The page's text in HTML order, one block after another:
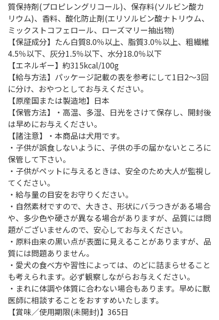
質保持剤(プロピレングリコール)、保存料(ソルビン酸カ
リウム)、香料、酸化防止剤(エリソルビン酸ナトリウム、
ミックストコフェロール、ローズマリー抽出物)
【保証成分】たん白質8.0％以上、脂質3.0％以上、粗繊維
4.5％以下、灰分1.5％以下、水分18.0％以下
【エネルギー】約315kcal/100g
【給与方法】パッケージ記載の表を参考にして1日2～3回
に分け、おやつとしてお与えください。
【原産国または製造地】日本
【保管方法】・高温、多湿、日光をさけて保存し、開封後
は早めにお与えください。
【諸注意】・本商品は犬用です。
・子供が誤食しないように、子供の手の届かないところに
保管して下さい。
・子供がペットに与えるときは、安全のため大人が監視し
てください。
・給与量の目安をお守りください。
・自然素材ですので、大きさ、形状にバラつきがある場合
や、多少色や硬さが異なる場合がありますが、品質には問
題がございませんので、安心してお与えください。
・原料由来の黒い点が表面に見えることがありますが、品
質には問題ありません。
・愛犬の食べ方や習性によっては、のどに詰まらせること
も考えられます。必ず観察しながらお与えください。
・まれに体調や体質に合わない場合もあります。早めに獣
医師に相談することをおすすめいたします。
【賞味／使用期限(未開封)】365日